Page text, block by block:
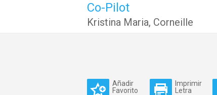
Co-Pilot
Kristina Maria, Corneille
Añadir
Favorito
Imprimir
Letra